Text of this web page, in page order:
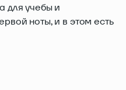
для учебы и
ноты, и в этом есть